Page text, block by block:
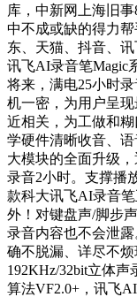
库，中新网上海旧
中不成或缺的得力
东、天猫、抖音、
讯飞AI录音笔Magic
将来，满电25小时
机一密，为用户呈
近相关，为工做和
学硬件清晰收音、
大模块的全面升级
录音2小时。支撑播
款科大讯飞AI录音
外！对键盘声/脚步
录音内容也不会泄
确不脱漏、详尽不
192KHz/32bit立体
算法VF2.0+，讯飞